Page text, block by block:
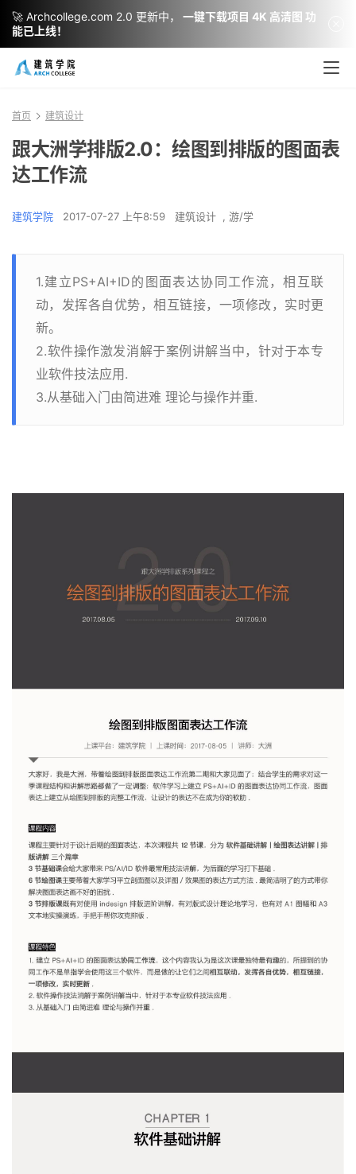
首页 建筑设计
跟大洲学排版2.0：绘图到排版的图面表
达工作流
建筑学院 2017-07-27 上午8:59 建筑设计 , 游/学
1.建立PS+AI+ID的图面表达协同工作流，相互联
动，发挥各自优势，相互链接，一项修改，实时更
新。
2.软件操作激发消解于案例讲解当中，针对于本专
业软件技法应用.
3.从基础入门由简进难 理论与操作并重.
🚀 Archcollege.com 2.0 更新中，
一键下载项目 4K 高清图 功
能已上线！